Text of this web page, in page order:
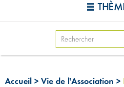
Accueil > Vie de l'Association >